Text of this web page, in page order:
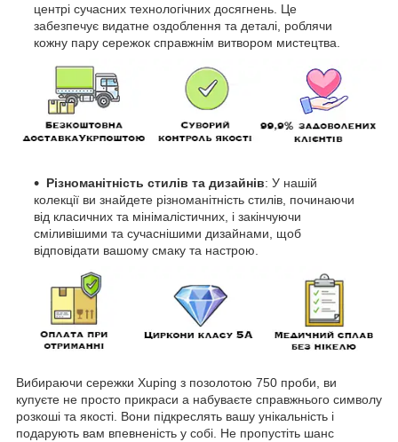
центрі сучасних технологічних досягнень. Це
забезпечує видатне оздоблення та деталі, роблячи
кожну пару сережок справжнім витвором мистецтва.
Різноманітність стилів та дизайнів: У нашій
колекції ви знайдете різноманітність стилів, починаючи
від класичних та мінімалістичних, і закінчуючи
сміливішими та сучаснішими дизайнами, щоб
відповідати вашому смаку та настрою.
Вибираючи сережки Xuping з позолотою 750 проби, ви
купуєте не просто прикраси а набуваєте справжнього символу
розкоші та якості. Вони підкреслять вашу унікальність і
подарують вам впевненість у собі. Не пропустіть шанс